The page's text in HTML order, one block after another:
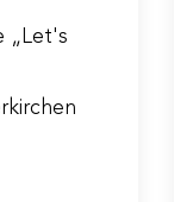
„Let's